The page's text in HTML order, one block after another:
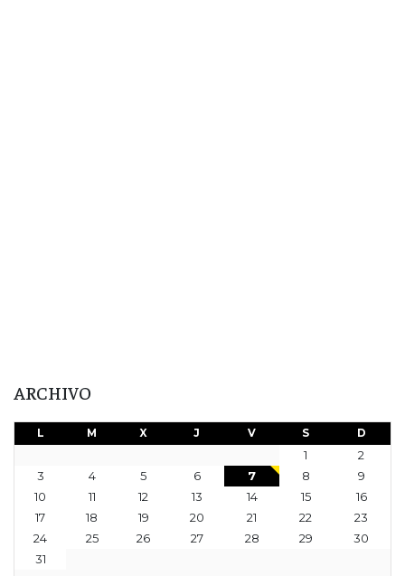
ARCHIVO
L M X J V S D
1
2
3
4 5 6 7 8
9
10
11 12 13 14 15
16
17
18 19 20 21 22
23
24
25 26 27 28 29
30
31